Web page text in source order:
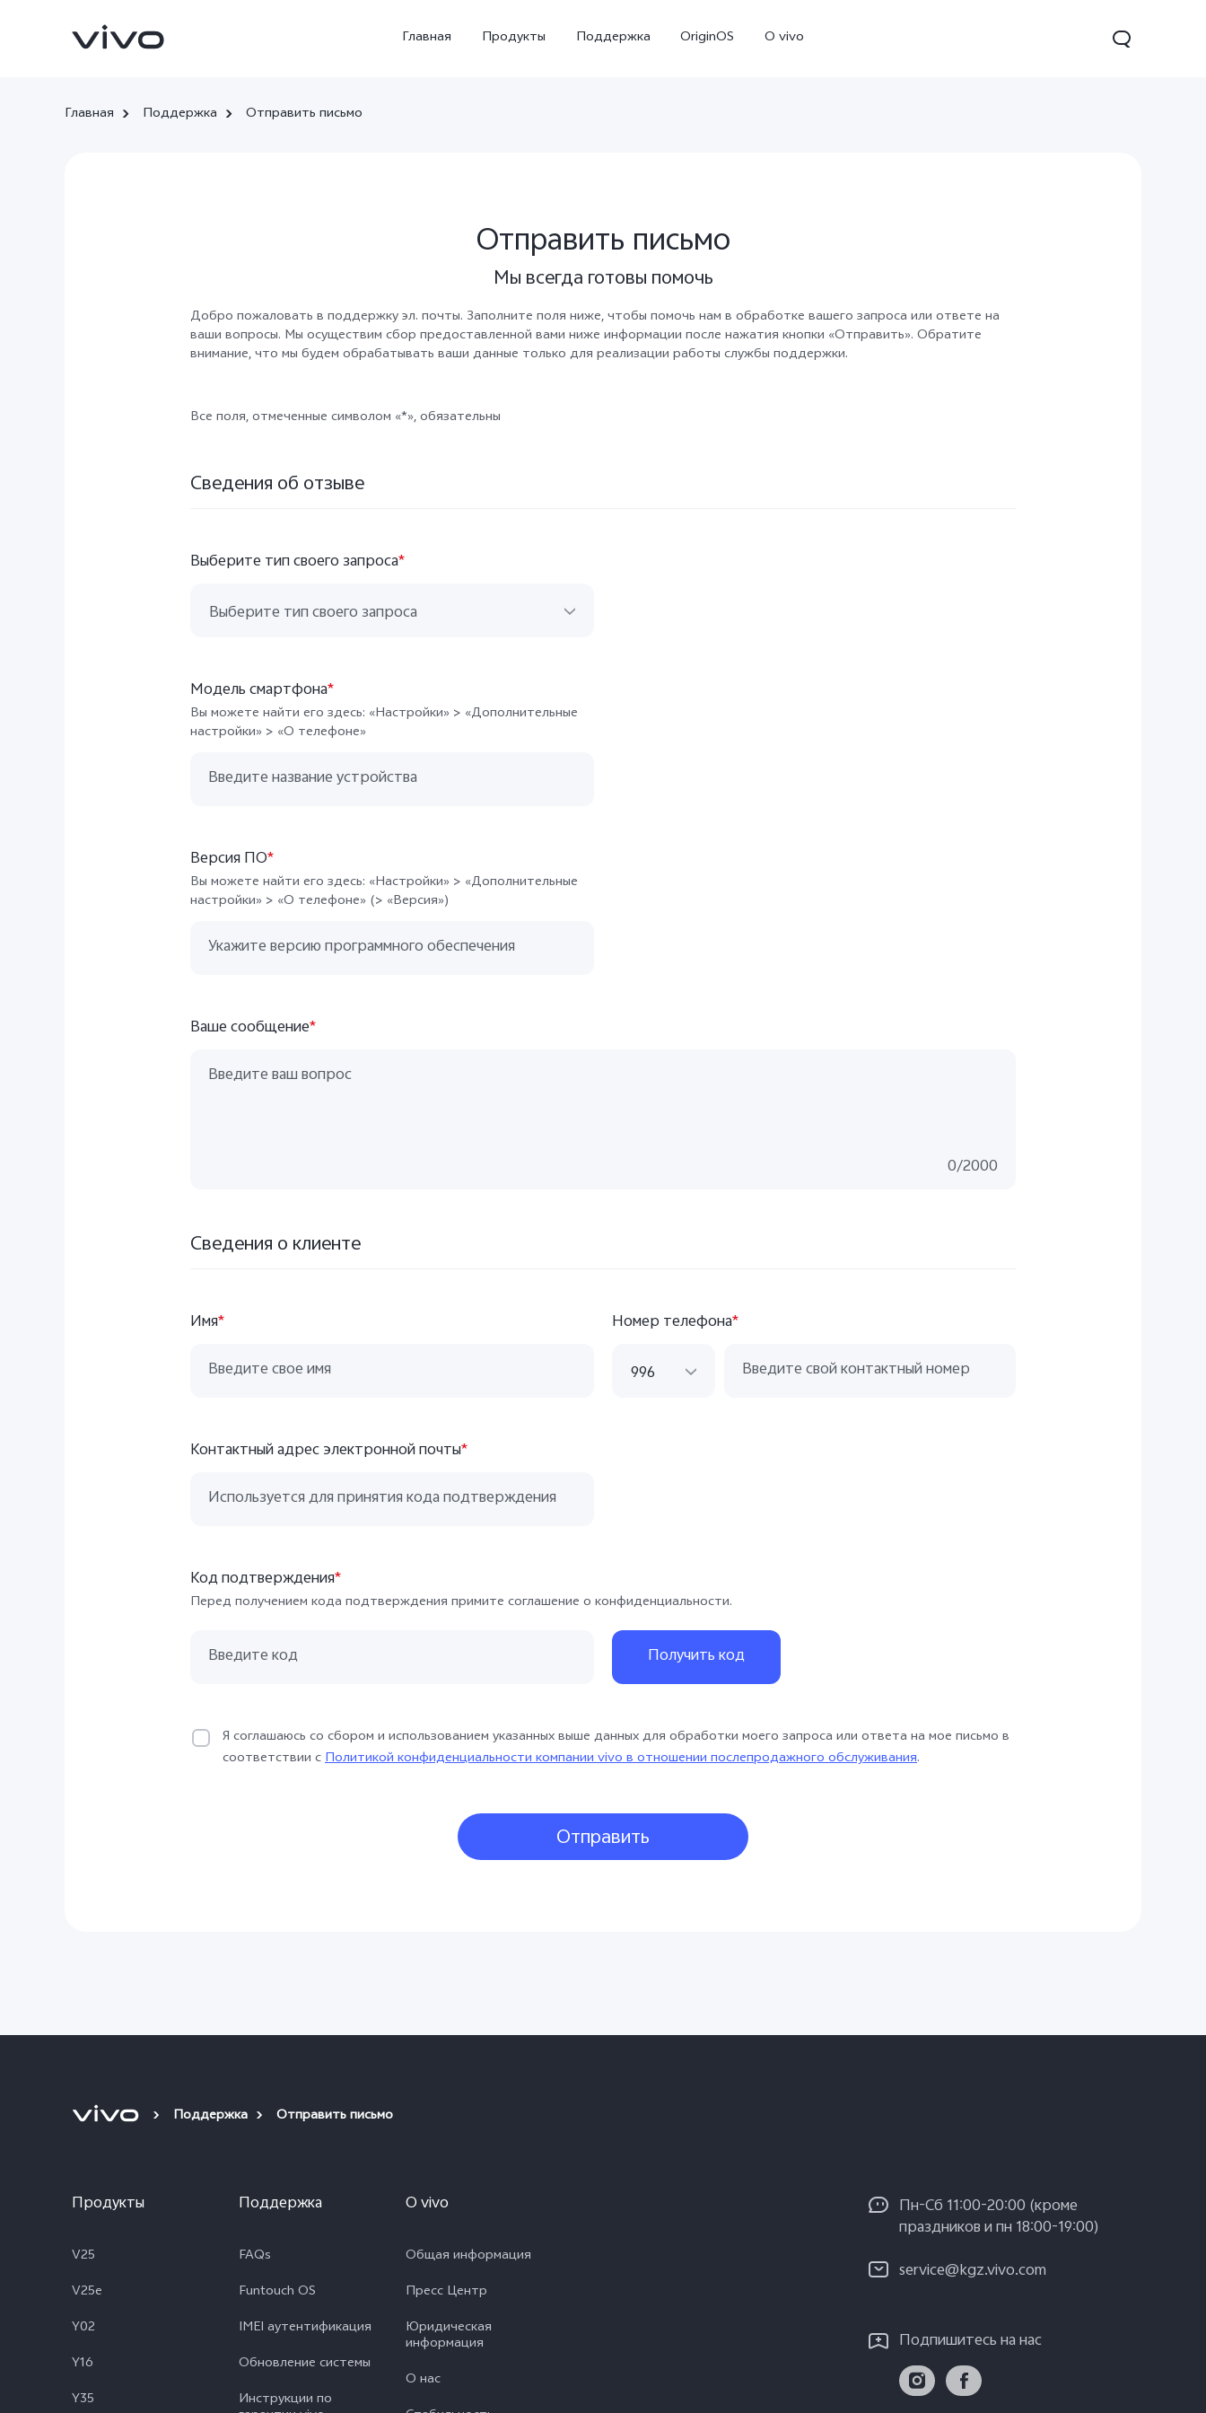
Главная Продукты Поддержка OriginOS O vivo
Главная Поддержка Отправить письмо
Отправить письмо
Мы всегда готовы помочь
Добро пожаловать в поддержку эл. почты. Заполните поля ниже, чтобы помочь нам в обработке вашего запроса или ответе на
ваши вопросы. Мы осуществим сбор предоставленной вами ниже информации после нажатия кнопки «Отправить». Обратите
внимание, что мы будем обрабатывать ваши данные только для реализации работы службы поддержки.
Все поля, отмеченные символом «*», обязательны
Сведения об отзыве
Выберите тип своего запроса*
Выберите тип своего запроса
Отзывы о жалобах
Модель смартфона*
Вы можете найти его здесь: «Настройки» > «Дополнительные
настройки» > «О телефоне»
Версия ПО*
Вы можете найти его здесь: «Настройки» > «Дополнительные
настройки» > «О телефоне» (> «Версия»)
Ваше сообщение*
0/2000
Сведения о клиенте
Имя* Номер телефона*
996
91
Контактный адрес электронной почты*
Код подтверждения*
Перед получением кода подтверждения примите соглашение о конфиденциальности.
Получить код
Я соглашаюсь со сбором и использованием указанных выше данных для обработки моего запроса или ответа на мое письмо в
соответствии сПолитикой конфиденциальности компании vivo в отношении послепродажного обслуживания.
Отправить
Поддержка Отправить письмо
Продукты
V25
V25e
Y02
Y16
Y35
Поддержка
FAQs
Funtouch OS
IMEI аутентификация
Обновление системы
Инструкции по
O vivo
Общая информация
Пресс Центр
Юридическая
информация
О нас
Пн-Сб 11:00-20:00 (кроме
праздников и пн 18:00-19:00)
service@kgz.vivo.com
Подпишитесь на нас